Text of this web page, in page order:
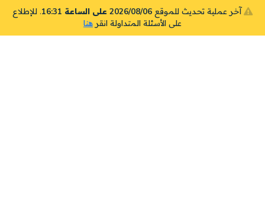
آخر عملية تحديث للموقع 2026/08/06 على الساعة 16:31
. للإطلاع
على الأسئلة المتداولة انقر هنا